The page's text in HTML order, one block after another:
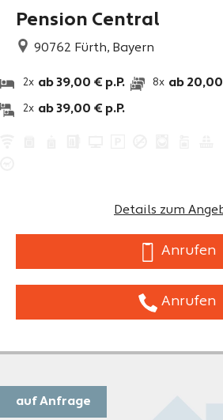
Pension Central
90762 Fürth, Bayern
2x ab 39,00 € p.P.
2x ab 39,00 € p.P.
8x ab 20,00
Details zum
Anrufen
Anrufen
auf Anfrage